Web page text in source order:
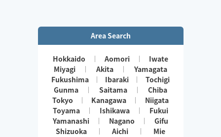
Area Search
Hokkaido Aomori
Iwate
Miyagi
Akita
Yamagata
Fukushima
Ibaraki
Tochigi
Gunma
Saitama
Chiba
Tokyo
Kanagawa
Niigata
Toyama
Ishikawa
Fukui
Yamanashi
Nagano
Gifu
Shizuoka
Aichi
Mie